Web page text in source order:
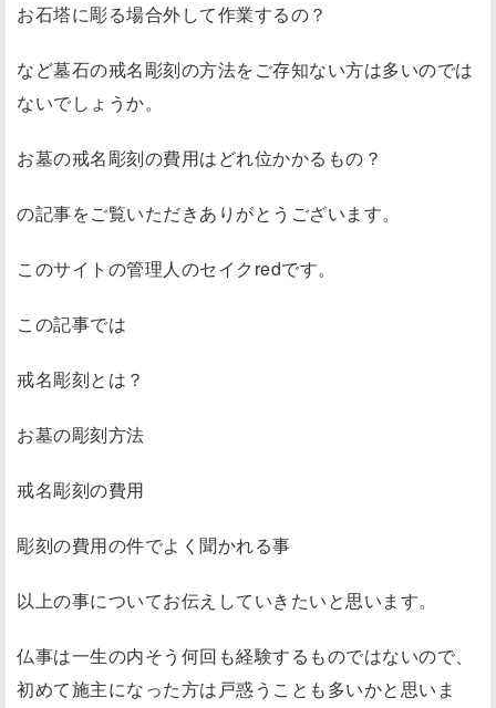
お石塔に彫る場合外して作業するの？
など墓石の戒名彫刻の方法をご存知ない方は多いのでは
ないでしょうか。
お墓の戒名彫刻の費用はどれ位かかるもの？
の記事をご覧いただきありがとうございます。
このサイトの管理人のセイクredです。
この記事では
戒名彫刻とは？
お墓の彫刻方法
戒名彫刻の費用
彫刻の費用の件でよく聞かれる事
以上の事についてお伝えしていきたいと思います。
仏事は一生の内そう何回も経験するものではないので、
初めて施主になった方は戸惑うことも多いかと思いま